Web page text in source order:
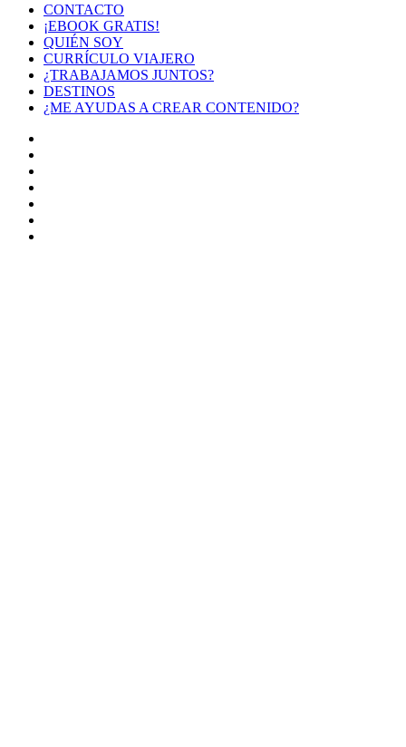
CONTACTO
¡EBOOK GRATIS!
QUIÉN SOY
CURRÍCULO VIAJERO
¿TRABAJAMOS JUNTOS?
DESTINOS
¿ME AYUDAS A CREAR CONTENIDO?